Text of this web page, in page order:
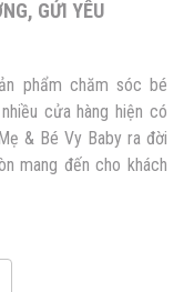
CÙNG MẸ VÀ BÉ
chăm sóc bé an toàn
điểm mà bố mẹ nên
cả hợp lý nên Mini Mart
và […]